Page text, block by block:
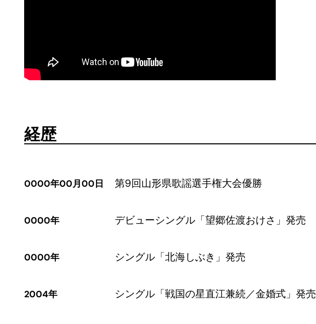
経歴
0000年00月00日 第9回山形県歌謡選手権大会優勝
0000年 デビューシングル「望郷佐渡おけさ」発売
0000年 シングル「北海しぶき」発売
2004年 シングル「戦国の星直江兼続／金婚式」発売